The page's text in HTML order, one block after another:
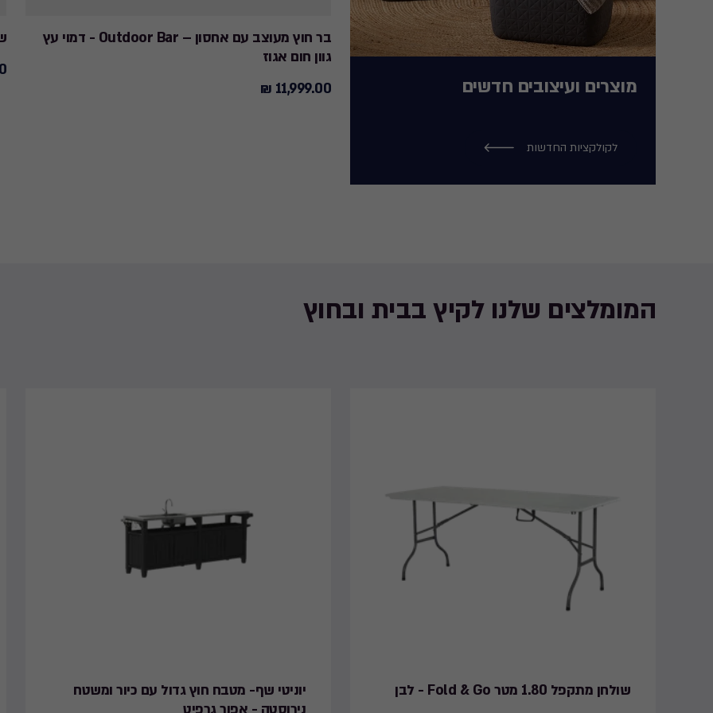
מוצרים ועיצובים חדשים
לקולקציות החדשות
בר חוץ מעוצב עם אחסון – Outdoor Bar - דמוי עץ
גוון חום אגוז
11,999.00
11,999.00 ₪
המומלצים שלנו לקיץ בבית ובחוץ
שולחן מתקפל 1.80 מטר Fold & Go - לבן
יוניטי שף- מטבח חוץ גדול עם כיור ומשטח